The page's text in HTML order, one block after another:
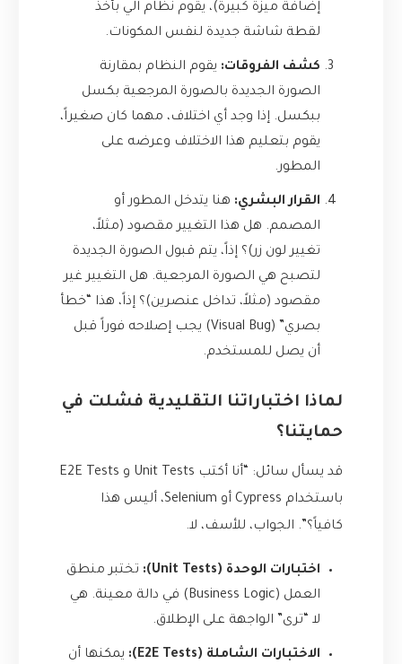
إضافة ميزة كبيرة)، يقوم نظام آلي بأخذ
لقطة شاشة جديدة لنفس المكونات.
كشف الفروقات: يقوم النظام بمقارنة
الصورة الجديدة بالصورة المرجعية بكسل
ببكسل. إذا وجد أي اختلاف، مهما كان صغيراً،
يقوم بتعليم هذا الاختلاف وعرضه على
المطور.
القرار البشري: هنا يتدخل المطور أو
المصمم. هل هذا التغيير مقصود (مثلاً،
تغيير لون زر)؟ إذاً، يتم قبول الصورة الجديدة
لتصبح هي الصورة المرجعية. هل التغيير غير
مقصود (مثلاً، تداخل عنصرين)؟ إذاً، هذا “خطأ
بصري” (Visual Bug) يجب إصلاحه فوراً قبل
أن يصل للمستخدم.
لماذا اختباراتنا التقليدية فشلت في
حمايتنا؟
قد يسأل سائل: “أنا أكتب Unit Tests و E2E Tests
باستخدام Cypress أو Selenium، أليس هذا
كافياً؟”. الجواب، للأسف، لا.
اختبارات الوحدة (Unit Tests):
تختبر منطق
العمل (Business Logic) في دالة معينة. هي
لا “ترى” الواجهة على الإطلاق.
الاختبارات الشاملة (E2E Tests):
يمكنها أن